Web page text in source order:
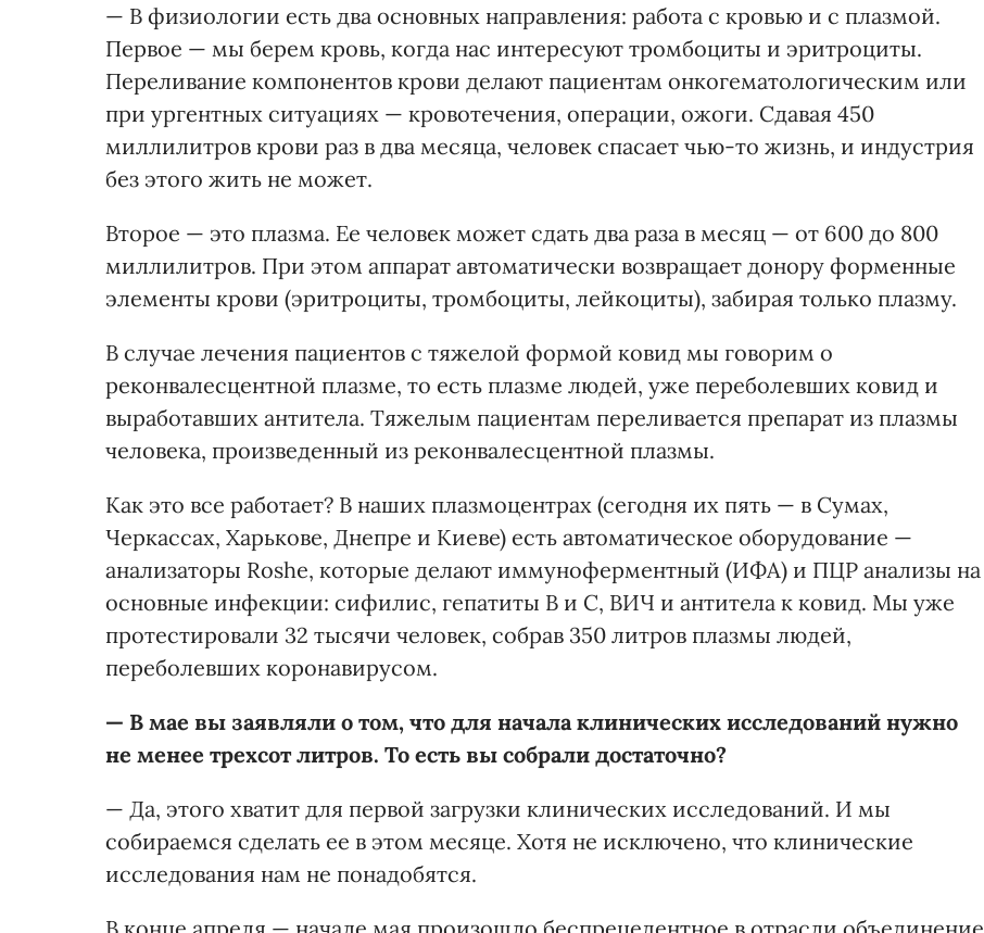
— В физиологии есть два основных направления: работа с кровью и с плазмой.
Первое — мы берем кровь, когда нас интересуют тромбоциты и эритроциты.
Переливание компонентов крови делают пациентам онкогематологическим или
при ургентных ситуациях — кровотечения, операции, ожоги. Сдавая 450
миллилитров крови раз в два месяца, человек спасает чью-то жизнь, и индустрия
без этого жить не может.
Второе — это плазма. Ее человек может сдать два раза в месяц — от 600 до 800
миллилитров. При этом аппарат автоматически возвращает донору форменные
элементы крови (эритроциты, тромбоциты, лейкоциты), забирая только плазму.
В случае лечения пациентов с тяжелой формой ковид мы говорим о
реконвалесцентной плазме, то есть плазме людей, уже переболевших ковид и
выработавших антитела. Тяжелым пациентам переливается препарат из плазмы
человека, произведенный из реконвалесцентной плазмы.
Как это все работает? В наших плазмоцентрах (сегодня их пять — в Сумах,
Черкассах, Харькове, Днепре и Киеве) есть автоматическое оборудование —
анализаторы Roshe, которые делают иммуноферментный (ИФА) и ПЦР анализы на
основные инфекции: сифилис, гепатиты В и С, ВИЧ и антитела к ковид. Мы уже
протестировали 32 тысячи человек, собрав 350 литров плазмы людей,
переболевших коронавирусом.
— В мае вы заявляли о том, что для начала клинических исследований нужно
не менее трехсот литров. То есть вы собрали достаточно?
— Да, этого хватит для первой загрузки клинических исследований. И мы
собираемся сделать ее в этом месяце. Хотя не исключено, что клинические
исследования нам не понадобятся.